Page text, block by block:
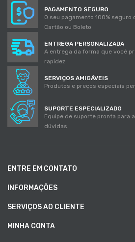
PAGAMENTO SEGURO
O seu pagamento 100% seguro
Cartão ou Boleto
ENTREGA PERSONALIZADA
A entrega da forma que você
rapidez
SERVIÇOS AMIGÁVEIS
Produtos e preços especiais
SUPORTE ESPECIALIZADO
Equipe de suporte pronta para
dúvidas
ENTRE EM CONTATO
INFORMAÇÕES
SERVIÇOS AO CLIENTE
MINHA CONTA